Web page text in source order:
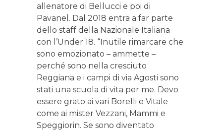
allenatore di Bellucci e poi di
Pavanel. Dal 2018 entra a far parte
dello staff della Nazionale Italiana
con l’Under 18. “Inutile rimarcare che
sono emozionato – ammette –
perché sono nella cresciuto
Reggiana e i campi di via Agosti sono
stati una scuola di vita per me. Devo
essere grato ai vari Borelli e Vitale
come ai mister Vezzani, Mammi e
Speggiorin. Se sono diventato